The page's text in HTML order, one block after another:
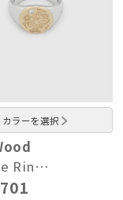
カラーを選択
Rin…